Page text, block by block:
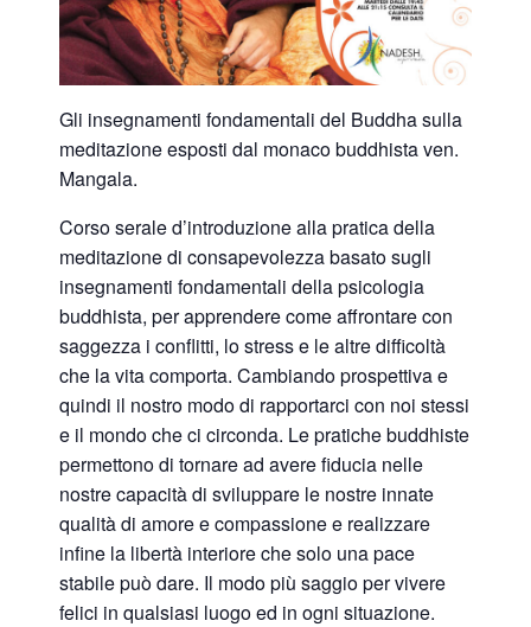
Gli insegnamenti fondamentali del Buddha sulla
meditazione esposti dal monaco buddhista ven.
Mangala.
Corso serale d’introduzione alla pratica della
meditazione di consapevolezza basato sugli
insegnamenti fondamentali della psicologia
buddhista, per apprendere come affrontare con
saggezza i conflitti, lo stress e le altre difficoltà
che la vita comporta. Cambiando prospettiva e
quindi il nostro modo di rapportarci con noi stessi
e il mondo che ci circonda. Le pratiche buddhiste
permettono di tornare ad avere fiducia nelle
nostre capacità di sviluppare le nostre innate
qualità di amore e compassione e realizzare
infine la libertà interiore che solo una pace
stabile può dare. Il modo più saggio per vivere
felici in qualsiasi luogo ed in ogni situazione.